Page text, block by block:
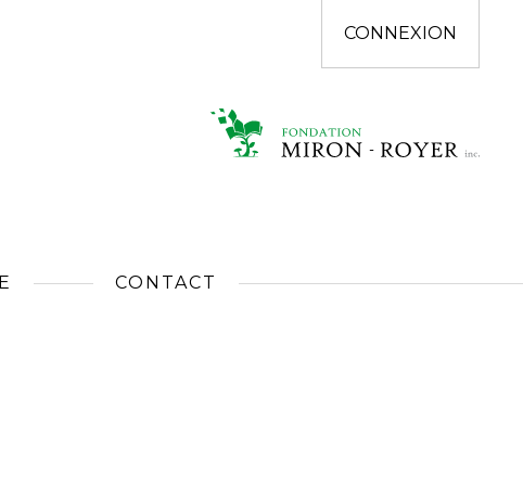
CONNEXION
CONTACT